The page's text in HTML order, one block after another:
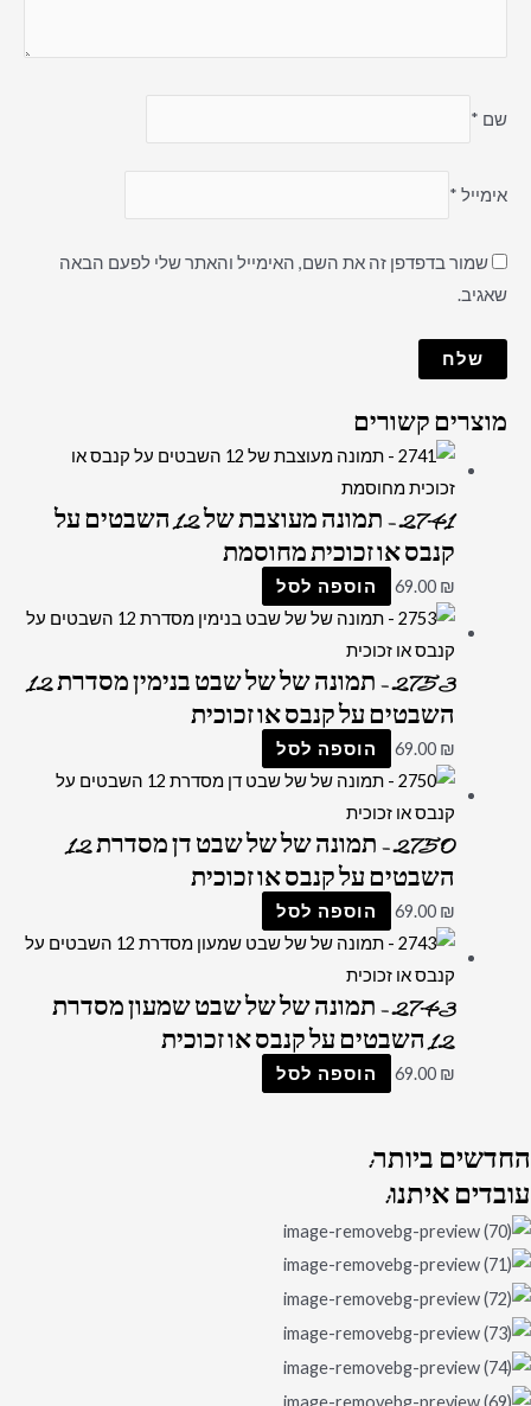
שם *
אימייל *
שמור בדפדפן זה את השם, האימייל והאתר שלי לפעם הבאה
שאגיב.
מוצרים קשורים
2741 – תמונה מעוצבת של 12 השבטים על
קנבס או זכוכית מחוסמת
69.00 ₪ הוספה לסל
2753 – תמונה של של שבט בנימין מסדרת 12
השבטים על קנבס או זכוכית
69.00 ₪ הוספה לסל
2750 – תמונה של של שבט דן מסדרת 12
השבטים על קנבס או זכוכית
69.00 ₪ הוספה לסל
2743 – תמונה של של שבט שמעון מסדרת
12 השבטים על קנבס או זכוכית
69.00 ₪ הוספה לסל
החדשיםביותר:
עובדיםאיתנו: